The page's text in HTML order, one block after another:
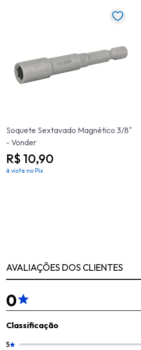
Soquete Sextavado Magnético 3/8"
- Vonder
R$ 10,90
à vista no Pix
AVALIAÇÕES DOS CLIENTES
0
Classificação
5